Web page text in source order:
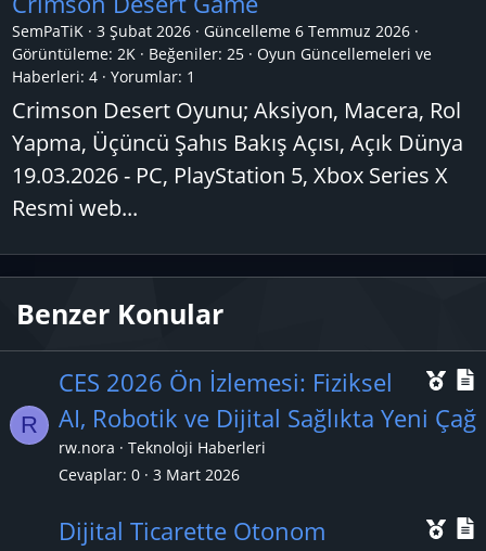
SemPaTiK 3 Şubat 2026 Güncelleme 6 Temmuz 2026
Görüntüleme: 2K
Beğeniler: 25
Oyun Güncellemeleri ve
Haberleri: 4 Yorumlar: 1
Crimson Desert Oyunu; Aksiyon, Macera, Rol
Yapma, Üçüncü Şahıs Bakış Açısı, Açık Dünya
19.03.2026 - PC, PlayStation 5, Xbox Series X
Resmi web...
Benzer Konular
R
Ö
n a
CES 2026 Ön İzlemesi: Fiziksel
AI, Robotik ve Dijital Sağlıkta Yeni Çağ
rw.nora
Teknoloji Haberleri
Cevaplar 0 3 Mart 2026
Ö
Dijital Ticarette Otonom